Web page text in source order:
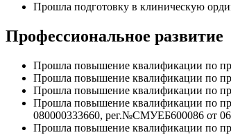
Прошла подготовку в клиническую
Профессиональное развитие
Прошла повышение квалификации по
Прошла повышение квалификации по
Прошла повышение квалификации по
Прошла повышение квалификации по
080000333660, рег.№СМУЕБ600086 от
Прошла повышение квалификации по